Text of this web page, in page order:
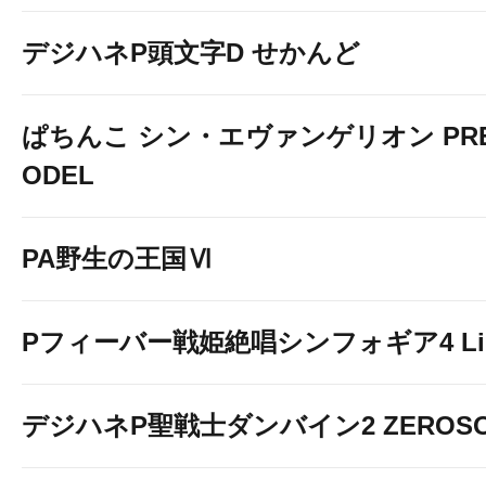
デジハネP頭文字D せかんど
ぱちんこ シン・エヴァンゲリオン
ODEL
PA野生の王国Ⅵ
Pフィーバー戦姫絶唱シンフォギア4
デジハネP聖戦士ダンバイン2